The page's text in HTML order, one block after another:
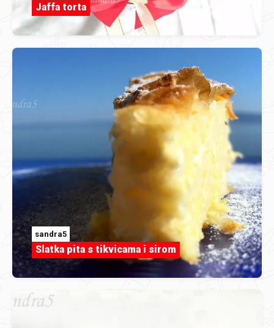
Jaffa torta
sandra5
Slatka pita s tikvicama i sirom